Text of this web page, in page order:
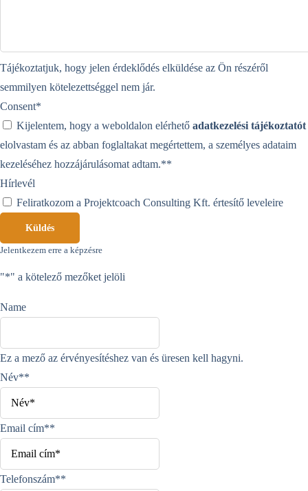
Tájékoztatjuk, hogy jelen érdeklődés elküldése az Ön részéről
semmilyen kötelezettséggel nem jár.
Consent*
Kijelentem, hogy a weboldalon elérhető adatkezelési tájékoztatót
elolvastam és az abban foglaltakat megértettem, a személyes adataim
kezeléséhez hozzájárulásomat adtam.**
Hírlevél
Feliratkozom a Projektcoach Consulting Kft. értesítő leveleire
Küldés
Jelentkezem erre a képzésre
"*" a kötelező mezőket jelöli
Name
Ez a mező az érvényesítéshez van és üresen kell hagyni.
Név**
Email cím**
Telefonszám**